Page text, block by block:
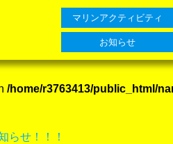
マリンアクティビティ
お知らせ
/home/r3763413/public_html/
らせ！！！